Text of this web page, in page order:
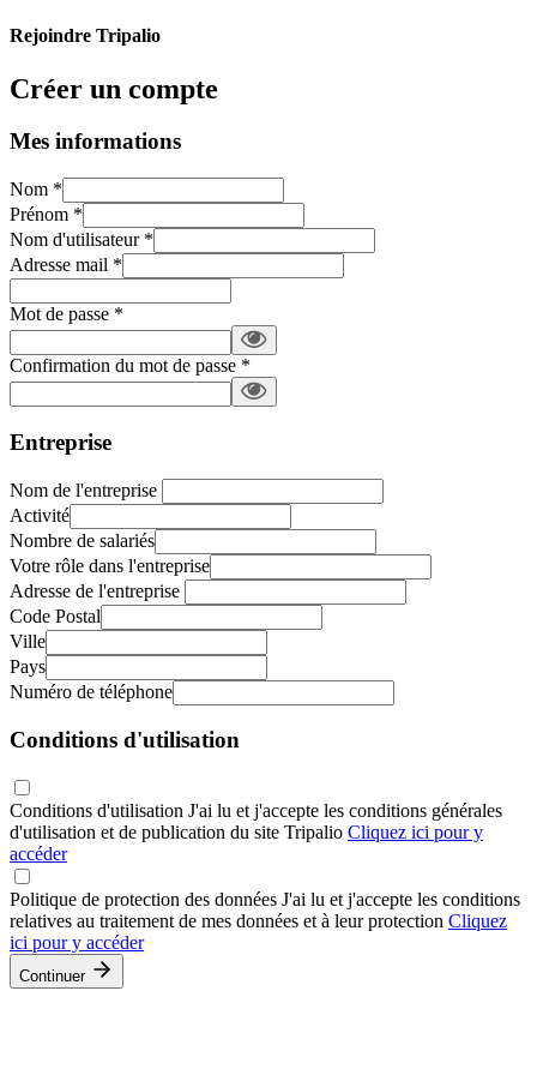
Rejoindre Tripalio
Créer un compte
Mes informations
Nom *
Prénom *
Nom d'utilisateur*
Adresse mail *
Mot de passe *
Confirmation du mot de passe *
Entreprise
Nom de l'entreprise
Activité
Nombre de salariés
Votre rôle dans l'entreprise
Adresse de l'entreprise
Code Postal
Ville
Pays
Numéro de téléphone
Conditions d'utilisation
Conditions d'utilisation J'ai lu et j'accepte les conditions générales
d'utilisation et de publication du site Tripalio Cliquez ici pour y
accéder
Politique de protection des données J'ai lu et j'accepte les conditions
relatives au traitement de mes données et à leur protection Cliquez
ici pour y accéder
Continuer